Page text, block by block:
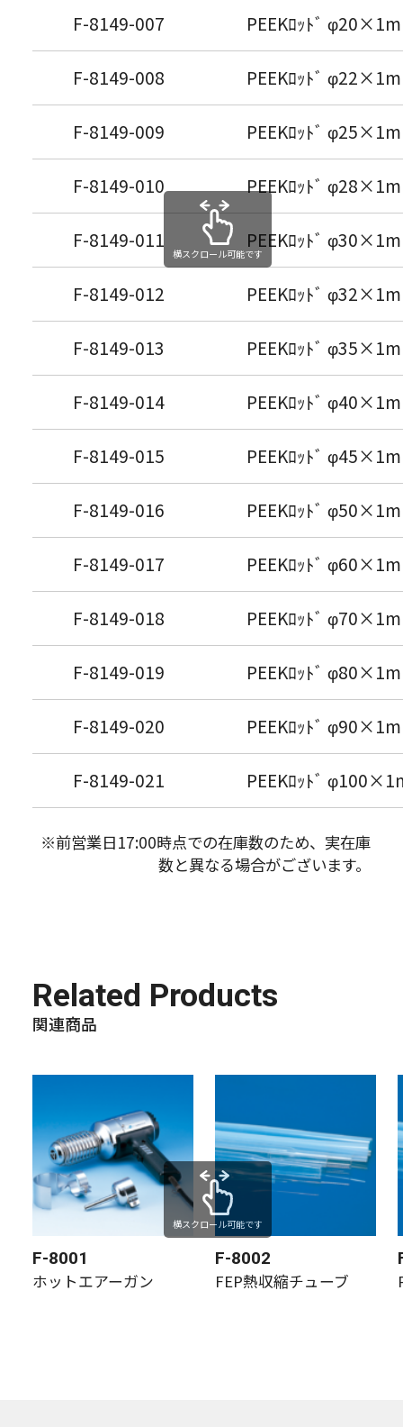
F-8149-007 PEEKﾛｯﾄﾞ φ20×1m
F-8149-008 PEEKﾛｯﾄﾞ φ22×1m
F-8149-009 PEEKﾛｯﾄﾞ φ25×1m
F-8149-010 PEEKﾛｯﾄﾞ φ28×1m
F-8149-011 PEEKﾛｯﾄﾞ φ30×1m
F-8149-012 PEEKﾛｯﾄﾞ φ32×1m
F-8149-013 PEEKﾛｯﾄﾞ φ35×1m
F-8149-014 PEEKﾛｯﾄﾞ φ40×1m
F-8149-015 PEEKﾛｯﾄﾞ φ45×1m
F-8149-016 PEEKﾛｯﾄﾞ φ50×1m
F-8149-017 PEEKﾛｯﾄﾞ φ60×1m
F-8149-018 PEEKﾛｯﾄﾞ φ70×1m
F-8149-019 PEEKﾛｯﾄﾞ φ80×1m
F-8149-020 PEEKﾛｯﾄﾞ φ90×1m
F-8149-021 PEEKﾛｯﾄﾞ
横スクロール可能です
※前営業日17:00時点での在庫数のため、実在庫
数と異なる場合がございます。
Related Products
関連商品
F-8001
ホットエアーガン
F-8002
FEP熱収縮チューブ
横スクロール可能です